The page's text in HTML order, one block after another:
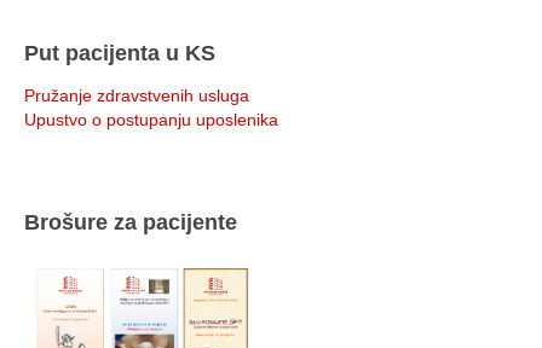
Put pacijenta u KS
Pružanje zdravstvenih usluga
Upustvo o postupanju uposlenika
Brošure za pacijente